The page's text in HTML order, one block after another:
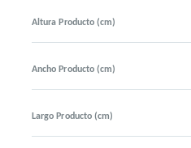
Altura Producto (cm)
Ancho Producto (cm)
Largo Producto (cm)